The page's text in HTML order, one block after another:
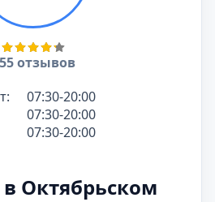
отзывов
07:30-20:00
07:30-20:00
07:30-20:00
Октябрьском